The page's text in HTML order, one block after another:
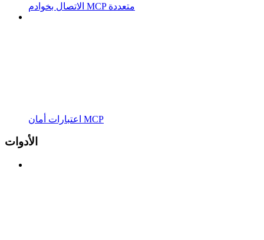
الاتصال بخوادم MCP متعددة
اعتبارات أمان MCP
الأدوات